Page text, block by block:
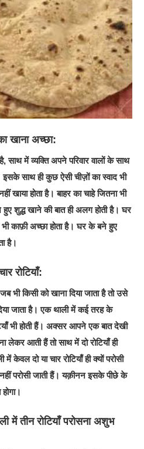
खाना अच्छा:
साथ में व्यक्ति अपने परिवार वालों के साथ
साथ ही कुछ ऐसी चीज़ों का स्वाद भी
होता है। बाहर का चाहे जितना भी
शुद्ध खाने की बात ही अलग होती है। घर
काफ़ी अच्छा होता है। घर के बने हुए
है।
रोटियाँ:
भी किसी को खाना दिया जाता है तो उसे
जाता है। एक थाली में कई तरह के
भी होती हैं। अक्सर आपने एक बात देखी
लेकर आती हैं तो साथ में दो रोटियाँ ही
केवल दो या चार रोटियाँ ही क्यों परोसी
परोसी जाती हैं। यक़ीनन इसके पीछे के
में तीन रोटियाँ परोसना अशुभ